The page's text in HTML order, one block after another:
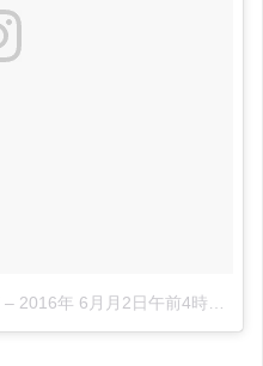
– 2016年 6月月2日午前4時57分PDT